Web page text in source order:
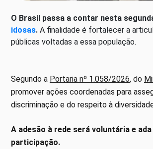
O Brasil passa a contar nesta
idosas. A finalidade é fortalecer a
públicas voltadas a essa população.
Segundo a Portaria nº 1.058/2026, do
promover ações coordenadas para
discriminação e do respeito à
A adesão à rede será voluntária e
participação.